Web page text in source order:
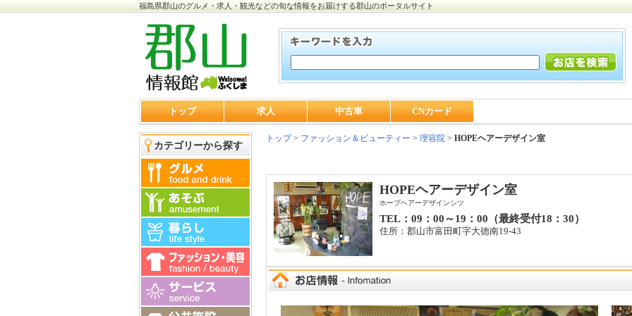
福島県郡山のグルメ・求人・観光などの旬な情報をお届けする郡山のポータルサイト
トップ 求人 中古車 CNカード
カテゴリーから探す
トップ> ファッション＆ビューティー > 理容院 > HOPEヘアーデザイン室
HOPEヘアーデザイン室
ホープヘアーデザインシツ
TEL：09：00～19：00（最終受付18：30）
住所：郡山市富田町字大徳南19-43